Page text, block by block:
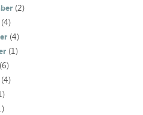
(2)
(4)
(1)